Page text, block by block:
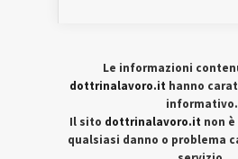
Le informazioni
dottrinalavoro.it hanno
informativo.
Il sito dottrinalavoro.it non
qualsiasi danno o problema